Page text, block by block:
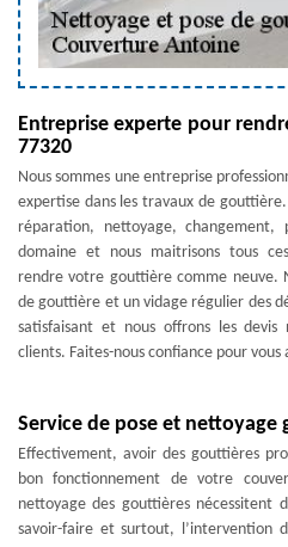
Entreprise experte pour
77320
Nous sommes une entreprise
expertise dans les travaux de
réparation, nettoyage,
domaine et nous maitrisons tous
rendre votre gouttière comme neuve.
de gouttière et un vidage régulier des
satisfaisant et nous offrons les devis
clients. Faites-nous confiance pour
Service de pose et nettoyage
Effectivement, avoir des gouttières
bon fonctionnement de votre
nettoyage des gouttières nécessitent
savoir-faire et surtout, l’intervention